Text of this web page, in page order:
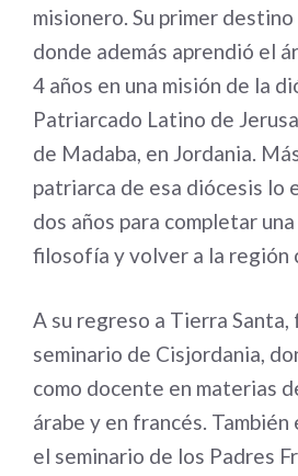
misionero. Su primer
donde además aprendió el
4 años en una misión de la
Patriarcado Latino de
de Madaba, en Jordania.
patriarca de esa diócesis lo
dos años para completar
filosofía y volver a la región
A su regreso a Tierra
seminario de Cisjordania,
como docente en materias
árabe y en francés.
el seminario de los Padres